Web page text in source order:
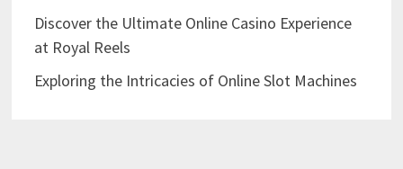
Discover the Ultimate Online Casino Experience
at Royal Reels
Exploring the Intricacies of Online Slot Machines